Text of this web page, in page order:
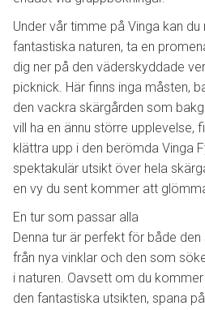
Under vår timme på Vinga kan du
fantastiska naturen, ta en
dig ner på den väderskyddade
picknick. Här finns inga måsten,
den vackra skärgården som
vill ha en ännu större upplevelse,
klättra upp i den berömda Vinga
spektakulär utsikt över hela
en vy du sent kommer att
En tur som passar alla
Denna tur är perfekt för både
från nya vinklar och den som
i naturen. Oavsett om du
den fantastiska utsikten, spana